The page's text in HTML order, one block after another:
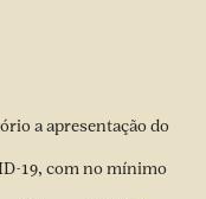
a apresentação do
19, com no mínimo